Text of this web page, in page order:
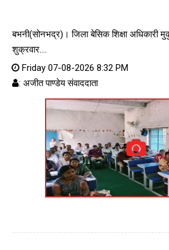
बभनी(सोनभद्र)। जिला बेसिक शिक्षा अधिकारी
शुक्रवार....
Friday 07-08-2026 8:32 PM
: अजीत पाण्डेय संवाददाता